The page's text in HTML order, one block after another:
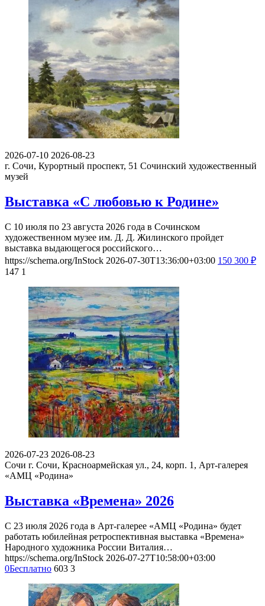
2026-07-10 2026-08-23
г. Сочи, Курортный проспект, 51 Сочинский художественный
музей
Выставка «С любовью к Родине»
С 10 июля по 23 августа 2026 года в Сочинском
художественном музее им. Д. Д. Жилинского пройдет
выставка выдающегося российского…
https://schema.org/InStock 2026-07-30T13:36:00+03:00 150 300 ₽
147 1
2026-07-23 2026-08-23
Сочи г. Сочи, Красноармейская ул., 24, корп. 1, Арт-галерея
«АМЦ «Родина»
Выставка «Времена» 2026
С 23 июля 2026 года в Арт-галерее «АМЦ «Родина» будет
работать юбилейная ретроспективная выставка «Времена»
Народного художника России Виталия…
https://schema.org/InStock 2026-07-27T10:58:00+03:00
0Бесплатно 603 3